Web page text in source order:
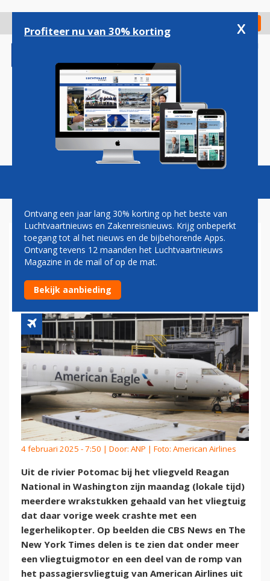
gaan
Check in
Magazine Podcasts Vacatures
WRAKSTUKKEN CRJ700 UIT
RIVIER IN WASHINGTON
GEHAALD
4 februari 2025 - 7:50 | Door: ANP | Foto: American Airlines
Uit de rivier Potomac bij het vliegveld Reagan
National in Washington zijn maandag (lokale tijd)
meerdere wrakstukken gehaald van het vliegtuig
dat daar vorige week crashte met een
legerhelikopter. Op beelden die CBS News en The
New York Times delen is te zien dat onder meer
een vliegtuigmotor en een deel van de romp van
het passagiersvliegtuig van American Airlines uit
Profiteer nu van 30% korting x
Ontvang een jaar lang 30% korting op het beste van
Luchtvaartnieuws en Zakenreisnieuws. Krijg onbeperkt
toegang tot al het nieuws en de bijbehorende Apps.
Ontvang tevens 12 maanden het Luchtvaartnieuws
Magazine in de mail of op de mat.
Bekijk aanbieding